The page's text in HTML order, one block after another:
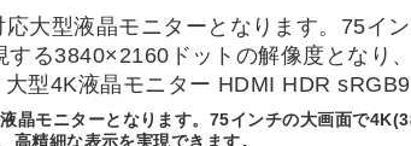
大型液晶モニターとなります。75イ
る3840×2160ドットの解像度となり
大型4K液晶モニター HDMI HDR
晶モニターとなります。75インチの大画面で
精細な表示を実現できます。